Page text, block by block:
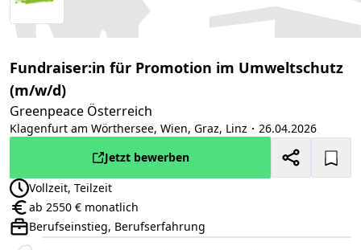
Fundraiser:in für Promotion im Umweltschutz
(m/w/d)
Greenpeace Österreich
Klagenfurt am Wörthersee, Wien, Graz, Linz ・26.04.2026
Jetzt bewerben
Anstellungsart:
Vollzeit, Teilzeit
Gehalt:ab 2550 € monatlich
Positionsebene:
Berufseinstieg, Berufserfahrung